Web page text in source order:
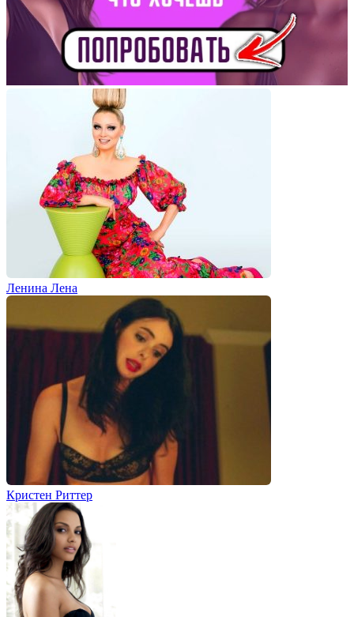
Ленина Лена
Кристен Риттер